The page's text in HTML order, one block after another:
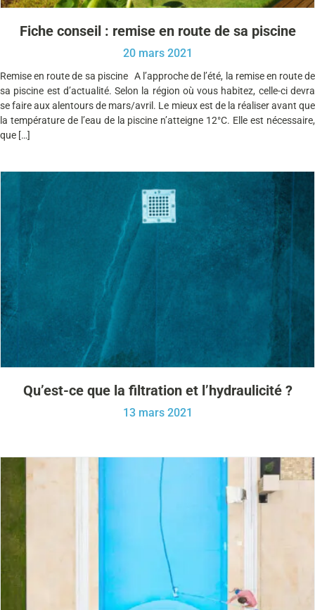
Fiche conseil : remise en route de sa piscine
20 mars 2021
Remise en route de sa piscine A l’approche de l’été, la remise en route de
sa piscine est d’actualité. Selon la région où vous habitez, celle-ci devra
se faire aux alentours de mars/avril. Le mieux est de la réaliser avant que
la température de l’eau de la piscine n’atteigne 12°C. Elle est nécessaire,
que […]
Qu’est-ce que la filtration et l’hydraulicité ?
13 mars 2021